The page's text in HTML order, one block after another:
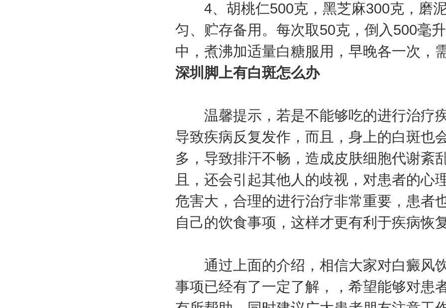
4、胡桃仁500克，黑芝麻300克，磨
匀、贮存备用。每次取50克，倒入500毫
中，煮沸加适量白糖服用，早晚各一次，
深圳脚上有白斑怎么办
温馨提示，若是不能够吃的进行治疗
导致疾病反复发作，而且，身上的白斑也
多，导致排汗不畅，造成皮肤细胞代谢紊
且，还会引起其他人的歧视，对患者的心
危害大，合理的进行治疗非常重要，患者
自己的饮食事项，这样才更有利于疾病恢
通过上面的介绍，相信大家对白癜风
事项已经有了一定了解，，希望能够对患